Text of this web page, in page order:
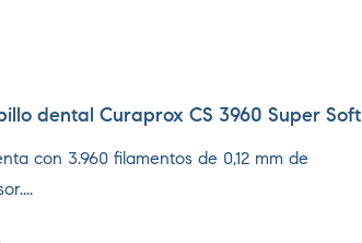
dental Curaprox CS 3960 Super Soft
con 3.960 filamentos de 0,12 mm de